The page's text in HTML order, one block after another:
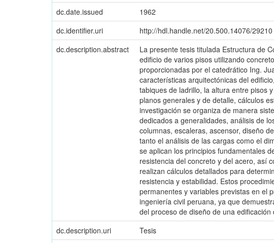
dc.date.issued
1962
dc.identifier.uri
http://hdl.handle.net/20.500.14076/29210
dc.description.abstract
La presente tesis titulada Estructura de
edificio de varios pisos utilizando
proporcionadas por el catedrático Ing.
características arquitectónicas del
tabiques de ladrillo, la altura entre pisos
planos generales y de detalle, cálculos
investigación se organiza de manera
dedicados a generalidades, análisis de
columnas, escaleras, ascensor, diseño
tanto el análisis de las cargas como el
se aplican los principios fundamentales
resistencia del concreto y del acero, así
realizan cálculos detallados para
resistencia y estabilidad. Estos
permanentes y variables previstas en el
ingeniería civil peruana, ya que
del proceso de diseño de una
dc.description.uri Tesis